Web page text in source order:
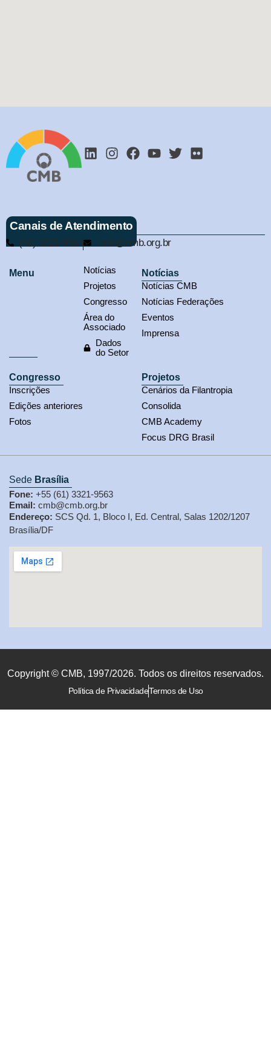
Canais de Atendimento
(61) 3321-9563 cmb@cmb.org.br
Menu
Notícias
Projetos
Congresso
Área do
Associado
Dados
do Setor
Notícias
Notícias CMB
Notícias Federações
Eventos
Imprensa
Congresso
Inscrições
Edições anteriores
Fotos
Projetos
Cenários da Filantropia
Consolida
CMB Academy
Focus DRG Brasil
Sede Brasília
Fone: +55 (61) 3321-9563
Email: cmb@cmb.org.br
Endereço: SCS Qd. 1, Bloco I, Ed. Central, Salas 1202/1207
Brasília/DF
Copyright © CMB, 1997/2026. Todos os direitos reservados.
Política de PrivacidadeTermos de Uso